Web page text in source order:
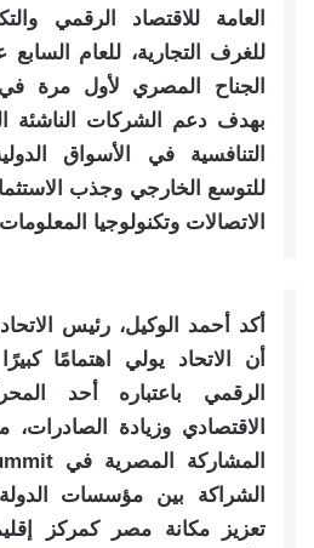
العامة للاقتصاد الرقمي
للغرف التجارية، للعام
بهدف دعم الشركات الناشئة
التنافسية في الأسواق
للتوسع الخارجي وجذب
الاتصالات وتكنولوجيا
أكد أحمد الوكيل، رئيس
أن الاتحاد يولي اهتمامًا
الرقمي باعتباره أحد
الاقتصادي وزيادة
الشراكة بين مؤسسات
تعزيز مكانة مصر كمركز